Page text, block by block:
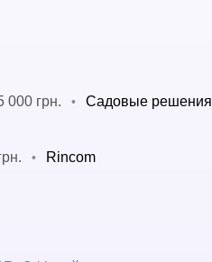
000 грн. •
Садовые решения
•
Rincom